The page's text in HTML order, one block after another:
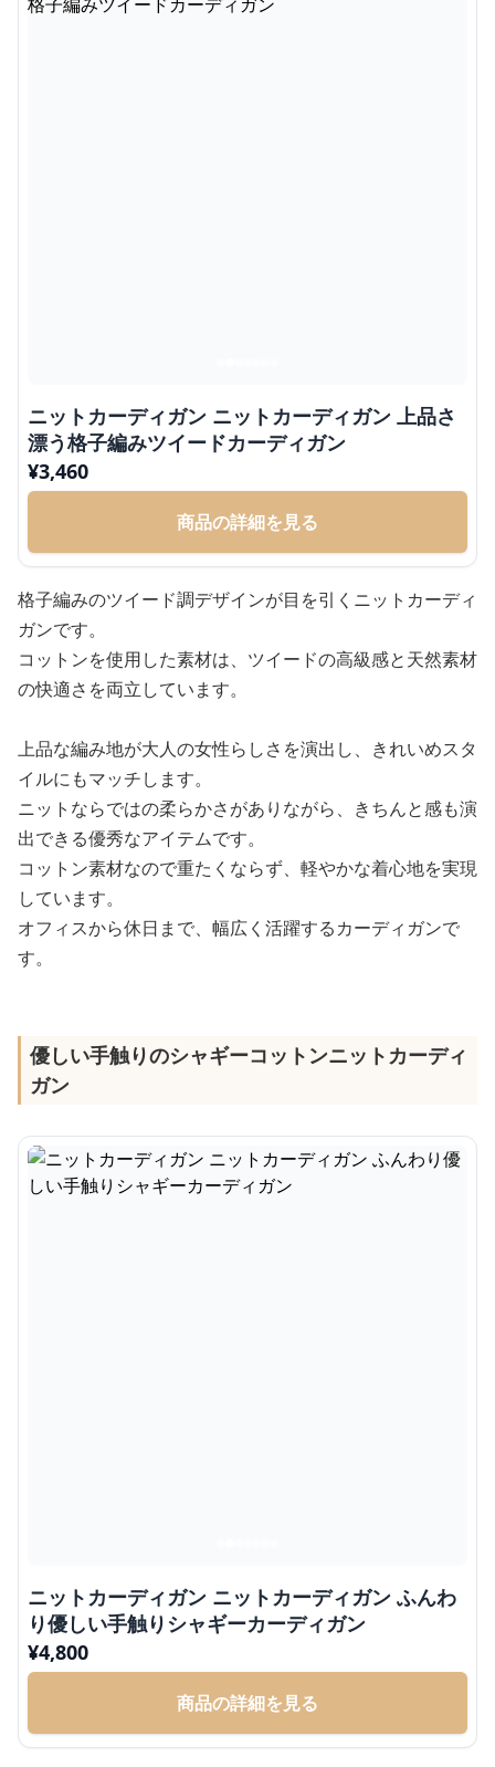
ニットカーディガン ニットカーディガン 上品さ
漂う格子編みツイードカーディガン
¥3,460
商品の詳細を見る
格子編みのツイード調デザインが目を引くニットカーディ
ガンです。
コットンを使用した素材は、ツイードの高級感と天然素材
の快適さを両立しています。
上品な編み地が大人の女性らしさを演出し、きれいめスタ
イルにもマッチします。
ニットならではの柔らかさがありながら、きちんと感も演
出できる優秀なアイテムです。
コットン素材なので重たくならず、軽やかな着心地を実現
しています。
オフィスから休日まで、幅広く活躍するカーディガンで
す。
優しい手触りのシャギーコットンニットカーディ
ガン
ニットカーディガン ニットカーディガン ふんわ
り優しい手触りシャギーカーディガン
¥4,800
商品の詳細を見る